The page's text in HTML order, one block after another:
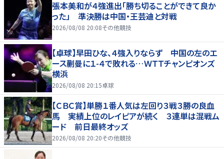
張本美和が４強進出「勝ち切ることができて良か
った」 準決勝は中国・王芸迪と対戦
2026/08/08 20:08その他競技
【卓球】早田ひな、４強入りならず 中国の左のエ
ース蒯曼に１-４で敗れる…ＷＴＴチャンピオンズ
横浜
2026/08/08 20:15卓球
【ＣＢＣ賞】単勝１番人気は左回り３戦３勝の良血
馬 実績上位のレイピアが続く ３連単は混戦ム
ード 前日最終オッズ
2026/08/08 20:20その他競技